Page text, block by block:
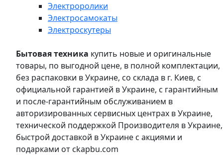
Электроролики
Электросамокаты
Электроскутеры
Бытовая техника купить новые и оригинальные
товары, по выгодной цене, в полной комплектации,
без распаковки в Украине, со склада в г. Киев, с
официальной гарантией в Украине, с гарантийным
и после-гарантийным обслуживанием в
авторизированных сервисных центрах в Украине,
технической поддержкой Производителя в Украине,
быстрой доставкой в Украине с акциями и
подарками от ckapbu.com